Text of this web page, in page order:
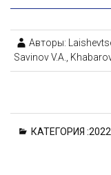
Авторы:
Savinov V.A.,
КАТЕГОРИЯ :